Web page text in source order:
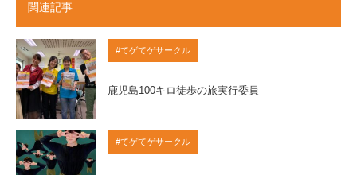
関連記事
#てゲてゲサークル
鹿児島100キロ徒歩の旅実行委員
#てゲてゲサークル